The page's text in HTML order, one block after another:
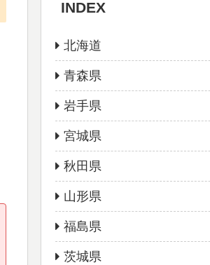
INDEX
北海道
青森県
岩手県
宮城県
秋田県
山形県
福島県
茨城県